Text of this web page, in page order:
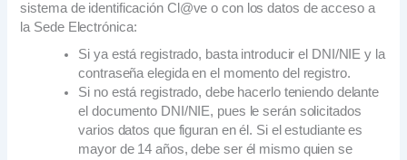
sistema de identificación Cl@ve o con los datos de acceso a
la Sede Electrónica:
Si ya está registrado, basta introducir el DNI/NIE y la
contraseña elegida en el momento del registro.
Si no está registrado, debe hacerlo teniendo delante
el documento DNI/NIE, pues le serán solicitados
varios datos que figuran en él. Si el estudiante es
mayor de 14 años, debe ser él mismo quien se